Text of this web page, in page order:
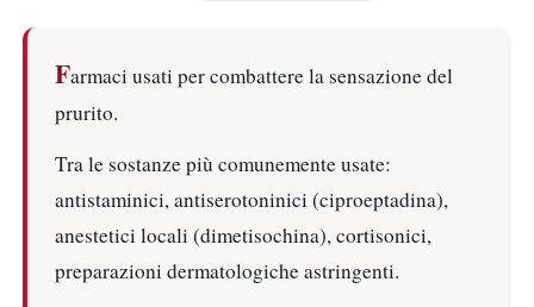
Farmaci usati per combattere la sensazione del
prurito.
Tra le sostanze più comunemente usate:
antistaminici, antiserotoninici (ciproeptadina),
anestetici locali (dimetisochina), cortisonici,
preparazioni dermatologiche astringenti.